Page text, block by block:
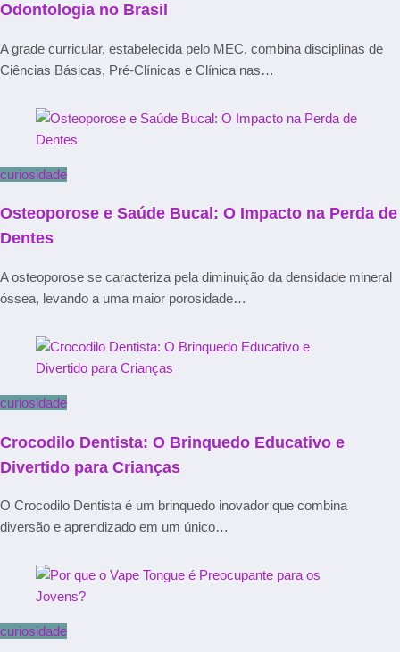
Odontologia no Brasil
A grade curricular, estabelecida pelo MEC, combina disciplinas de
Ciências Básicas, Pré-Clínicas e Clínica nas…
curiosidade
Osteoporose e Saúde Bucal: O Impacto na Perda de
Dentes
A osteoporose se caracteriza pela diminuição da densidade mineral
óssea, levando a uma maior porosidade…
curiosidade
Crocodilo Dentista: O Brinquedo Educativo e
Divertido para Crianças
O Crocodilo Dentista é um brinquedo inovador que combina
diversão e aprendizado em um único…
curiosidade